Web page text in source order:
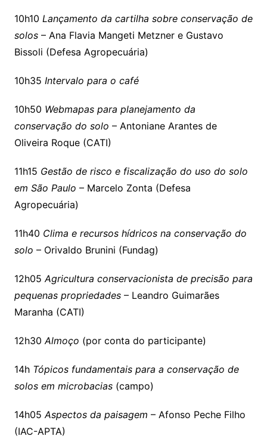
10h10 Lançamento da cartilha sobre conservação de
solos– Ana Flavia Mangeti Metzner e Gustavo
Bissoli (Defesa Agropecuária)
10h35 Intervalo para o café
10h50 Webmapas para planejamento da
conservação do solo – Antoniane Arantes de
Oliveira Roque (CATI)
11h15 Gestão de risco e fiscalização do uso do solo
em São Paulo – Marcelo Zonta (Defesa
Agropecuária)
11h40 Clima e recursos hídricos na conservação do
solo – Orivaldo Brunini (Fundag)
12h05Agricultura conservacionista de precisão para
pequenas propriedades– Leandro Guimarães
Maranha (CATI)
12h30Almoço (por conta do participante)
14h Tópicos fundamentais para a conservação de
solos em microbacias(campo)
14h05Aspectos da paisagem – Afonso Peche Filho
(IAC-APTA)